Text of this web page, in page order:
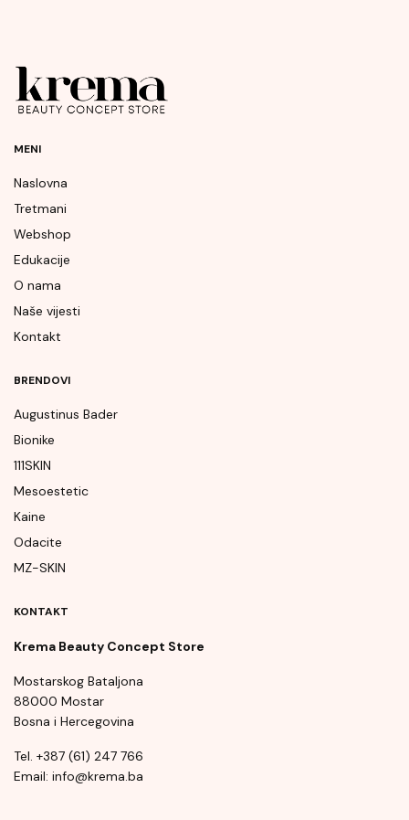
MENI
Naslovna
Tretmani
Webshop
Edukacije
O nama
Naše vijesti
Kontakt
BRENDOVI
Augustinus Bader
Bionike
111SKIN
Mesoestetic
Kaine
Odacite
MZ-SKIN
KONTAKT
Krema Beauty Concept Store
Mostarskog Bataljona
88000 Mostar
Bosna i Hercegovina
Tel. +387 (61) 247 766
Email: info@krema.ba